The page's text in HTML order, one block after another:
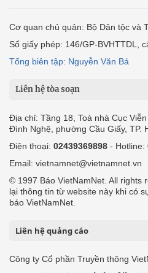
Cơ quan chủ quản: Bộ Dân tộc và
Số giấy phép: 146/GP-BVHTTDL,
Tổng biên tập: Nguyễn Văn Bá
Liên hệ tòa soạn
Địa chỉ: Tầng 18, Toà nhà Cục
Đình Nghệ, phường Cầu Giấy, TP.
Điện thoại: 02439369898 - Hotline:
Email: vietnamnet@vietnamnet.vn
© 1997 Báo VietNamNet. All rights
lại thông tin từ website này khi có
báo VietNamNet.
Liên hệ quảng cáo
Công ty Cổ phần Truyền thông